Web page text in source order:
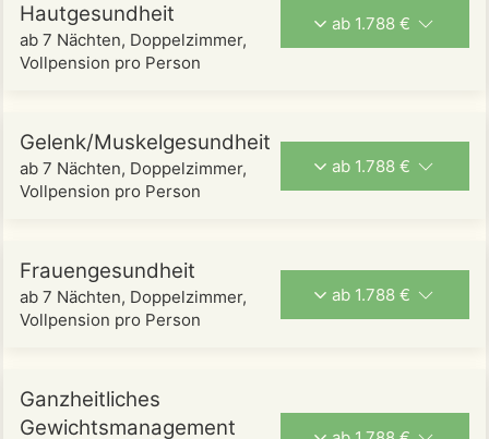
Hautgesundheit
ab 7 Nächten, Doppelzimmer,
Vollpension pro Person
ab 1.788 €
Gelenk/Muskelgesundheit
ab 7 Nächten, Doppelzimmer,
Vollpension pro Person
ab 1.788 €
Frauengesundheit
ab 7 Nächten, Doppelzimmer,
Vollpension pro Person
ab 1.788 €
Ganzheitliches
Gewichtsmanagement